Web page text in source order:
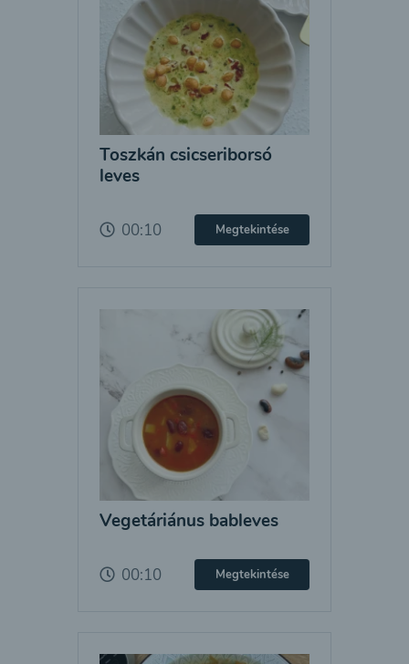
Toszkán csicseriborsó
leves
00:10 Megtekintése
Vegetáriánus bableves
00:10 Megtekintése